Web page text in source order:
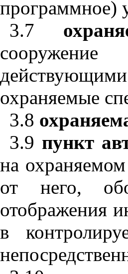
программное)
3.7
охраняемые
3.8
3.9 пункт
на
от него,
отображения
в